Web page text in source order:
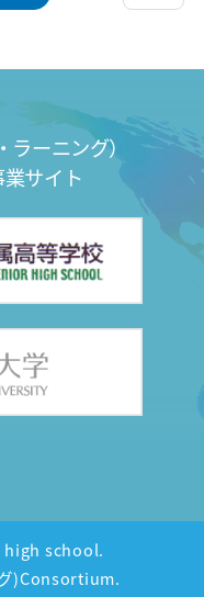
ーニング）
サイト
school.
)Consortium.